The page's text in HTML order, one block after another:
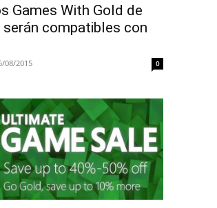
Games With Gold de
compatibles con
08/2015 0